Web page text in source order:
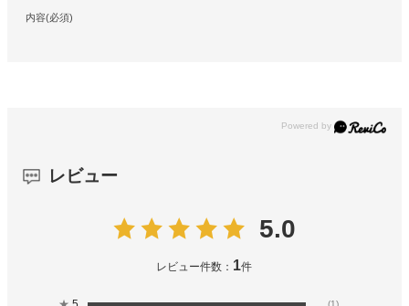
内容(必須)
レビュー
5.0
レビュー件数： 1件
(1)